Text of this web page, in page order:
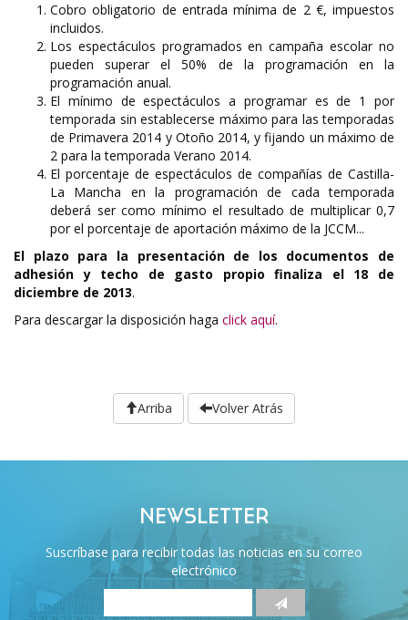
Cobro obligatorio de entrada mínima de 2 €, impuestos
incluidos.
Los espectáculos programados en campaña escolar no
pueden superar el 50% de la programación en la
programación anual.
El mínimo de espectáculos a programar es de 1 por
temporada sin establecerse máximo para las temporadas
de Primavera 2014 y Otoño 2014, y fijando un máximo de
2 para la temporada Verano 2014.
El porcentaje de espectáculos de compañías de Castilla-
La Mancha en la programación de cada temporada
deberá ser como mínimo el resultado de multiplicar 0,7
por el porcentaje de aportación máximo de la JCCM...
El plazo para la presentación de los documentos de
adhesión y techo de gasto propio finaliza el 18 de
diciembre de 2013.
Para descargar la disposición haga click aquí.
Arriba Volver Atrás
NEWSLETTER
Suscríbase para recibir todas las noticias en su correo
electrónico